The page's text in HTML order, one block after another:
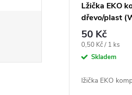
Lžička EKO
dřevo/plast
100ks
50 Kč
Měrná
cena:
0,50 Kč / 1 ks
Skladem
lžička EKO